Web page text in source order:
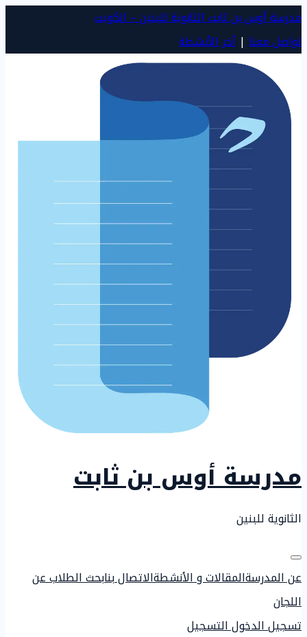
مدرسة أوس بن ثابت الثانوية للبنين – الكويت
تواصل معنا | آخر الأنشطة
مدرسة أوس بن ثابت
الثانوية للبنين
عن المدرسةالمقالات و الأنشطةالاتصال بنابحث الطلاب عن
اللجان
تسجيل الدخولالتسجيل